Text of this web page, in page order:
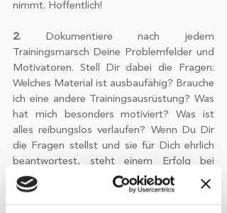
nimmt. Hoffentlich!
2. Dokumentiere nach jedem
Trainingsmarsch Deine Problemfelder und
Motivatoren. Stell Dir dabei die Fragen:
Welches Material ist ausbaufähig? Brauche
ich eine andere Trainingsausrüstung? Was
hat mich besonders motiviert? Was ist
alles reibungslos verlaufen? Wenn Du Dir
die Fragen stellst und sie für Dich ehrlich
beantwortest, steht einem Erfolg bei
einem Megamarsch nichts mehr im Wege!